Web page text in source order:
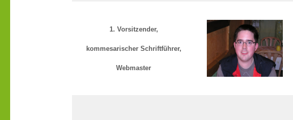
1. Vorsitzender,
kommesarischer Schriftführer,
Webmaster